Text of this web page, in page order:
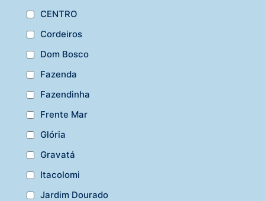
CENTRO
Cordeiros
Dom Bosco
Fazenda
Fazendinha
Frente Mar
Glória
Gravatá
Itacolomi
Jardim Dourado